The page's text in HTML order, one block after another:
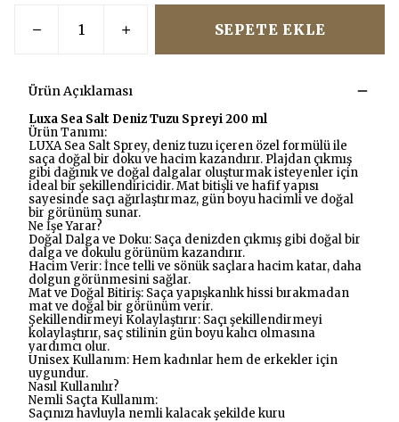
SEPETE EKLE
Ürün Açıklaması
Luxa Sea Salt Deniz Tuzu Spreyi 200 ml
Ürün Tanımı:
LUXA Sea Salt Sprey, deniz tuzu içeren özel formülü ile
saça doğal bir doku ve hacim kazandırır. Plajdan çıkmış
gibi dağınık ve doğal dalgalar oluşturmak isteyenler için
ideal bir şekillendiricidir. Mat bitişli ve hafif yapısı
sayesinde saçı ağırlaştırmaz, gün boyu hacimli ve doğal
bir görünüm sunar.
Ne İşe Yarar?
Doğal Dalga ve Doku: Saça denizden çıkmış gibi doğal bir
dalga ve dokulu görünüm kazandırır.
Hacim Verir: İnce telli ve sönük saçlara hacim katar, daha
dolgun görünmesini sağlar.
Mat ve Doğal Bitiriş: Saça yapışkanlık hissi bırakmadan
mat ve doğal bir görünüm verir.
Şekillendirmeyi Kolaylaştırır: Saçı şekillendirmeyi
kolaylaştırır, saç stilinin gün boyu kalıcı olmasına
yardımcı olur.
Unisex Kullanım: Hem kadınlar hem de erkekler için
uygundur.
Nasıl Kullanılır?
Nemli Saçta Kullanım:
Saçınızı havluyla nemli kalacak şekilde kuru